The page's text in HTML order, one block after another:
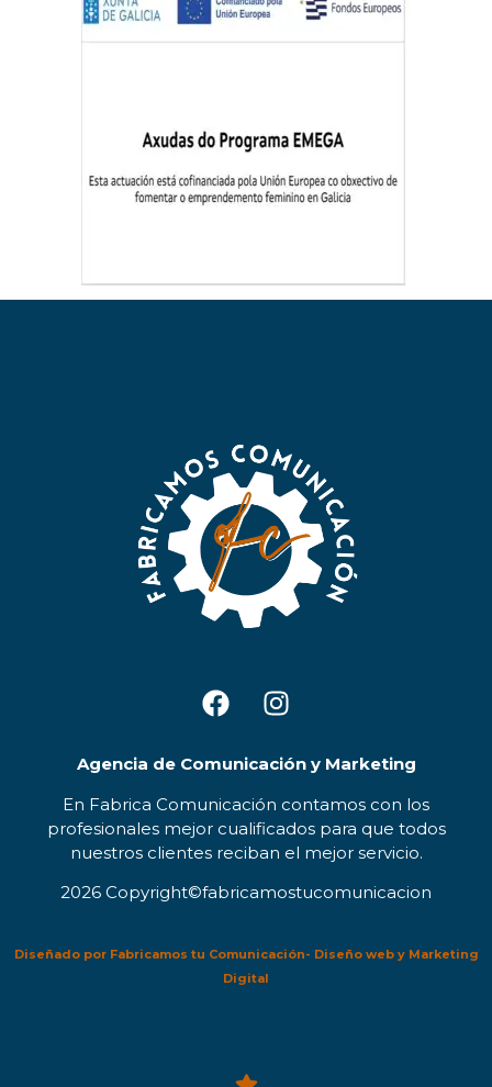
Agencia de Comunicación y Marketing
En Fabrica Comunicación contamos con los
profesionales mejor cualificados para que todos
nuestros clientes reciban el mejor servicio.
2026 Copyright©fabricamostucomunicacion
Diseñado por Fabricamos tu Comunicación- Diseño web y Marketing
Digital